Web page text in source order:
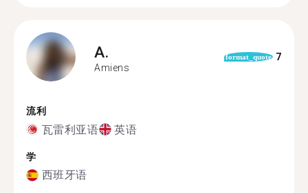
A.
Amiens
format_quote 7
流利
瓦雷利亚语 英语
学
西班牙语